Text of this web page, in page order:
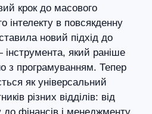
крок до масового
інтелекту в повсякденну
новий підхід до
який раніше
з програмуванням. Тепер
як універсальний
різних відділів: від